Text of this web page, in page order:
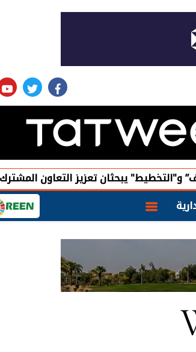
facebook
twitter
تعزيز التعاون المشترك لدعم جهود